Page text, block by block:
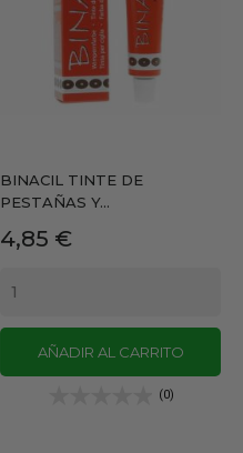
BINACIL TINTE DE
PESTAÑAS Y...
Precio
4,85 €
AÑADIR AL CARRITO
(0)